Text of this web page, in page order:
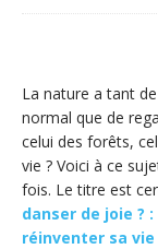
La nature a tant
normal que de
celui des forêts,
vie ? Voici à ce
fois. Le titre est
danser de joie ?
réinventer sa vie